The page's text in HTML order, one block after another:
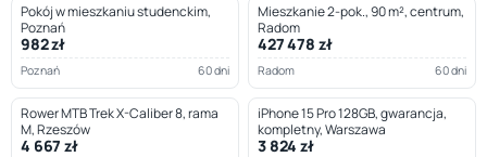
Pokój w mieszkaniu studenckim,
Poznań
982 zł
Poznań 60 dni
Mieszkanie 2-pok., 90 m², centrum,
Radom
427 478 zł
Radom 60 dni
Rower MTB Trek X-Caliber 8, rama
M, Rzeszów
4 667 zł
iPhone 15 Pro 128GB, gwarancja,
kompletny, Warszawa
3 824 zł